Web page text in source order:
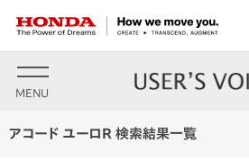
MENU
アコード ユーロR 検索結果一覧